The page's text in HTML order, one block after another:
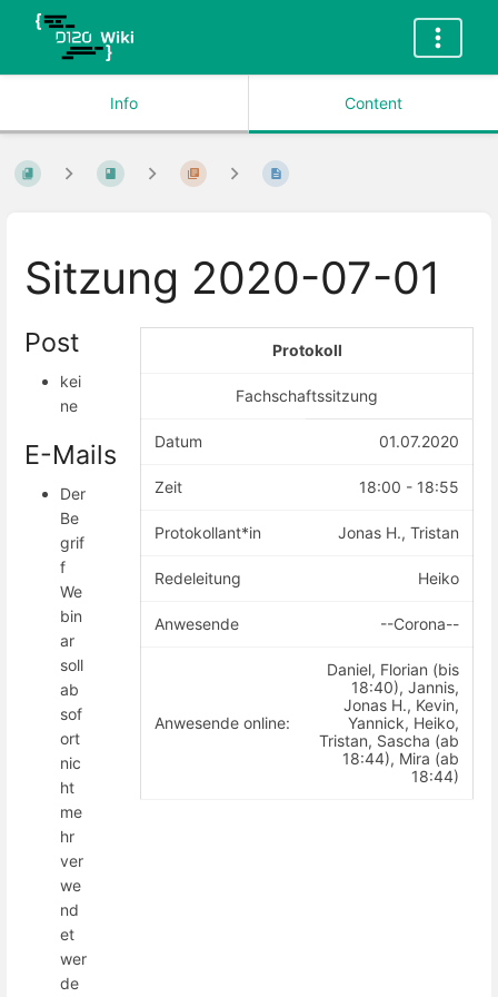
Info Content
Sitzung 2020-07-01
Protokoll
Fachschaftssitzung
Datum 01.07.2020
Zeit 18:00 - 18:55
Protokollant*in Jonas H., Tristan
Redeleitung Heiko
Anwesende --Corona--
Anwesende online:
Daniel, Florian (bis
18:40), Jannis,
Jonas H., Kevin,
Yannick, Heiko,
Tristan, Sascha (ab
18:44), Mira (ab
18:44)
Post
kei
ne
E-Mails
Der
Be
grif
f
We
bin
ar
soll
ab
sof
ort
nic
ht
me
hr
ver
we
nd
et
wer
de